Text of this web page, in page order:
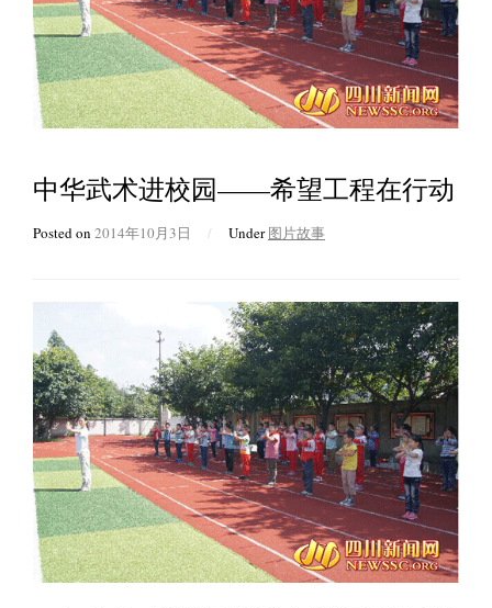
中华武术进校园——希望工程在行动
Posted on 2014年10月3日 / Under图片故事